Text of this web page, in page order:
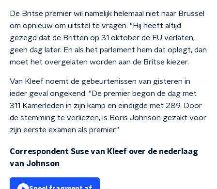
De Britse premier wil namelijk helemaal niet naar Brussel
om opnieuw om uitstel te vragen. "Hij heeft altijd
gezegd dat de Britten op 31 oktober de EU verlaten,
geen dag later. En als het parlement hem dat oplegt, dan
moet het overgelaten worden aan de Britse kiezer.
Van Kleef noemt de gebeurtenissen van gisteren in
ieder geval ongekend. "De premier begon de dag met
311 Kamerleden in zijn kamp en eindigde met 289. Door
de stemming te verliezen, is Boris Johnson gezakt voor
zijn eerste examen als premier."
Correspondent Suse van Kleef over de nederlaag
van Johnson